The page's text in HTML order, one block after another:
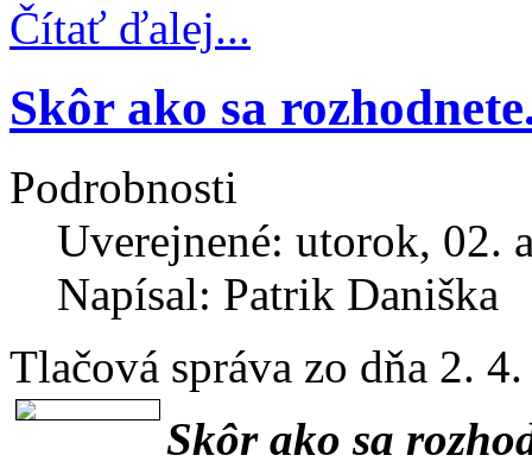
Čítať ďalej...
Skôr ako sa
Podrobnosti
Uverejnené: utorok, 02.
Napísal: Patrik Daniška
Tlačová správa zo dňa 2.
Skôr ako sa